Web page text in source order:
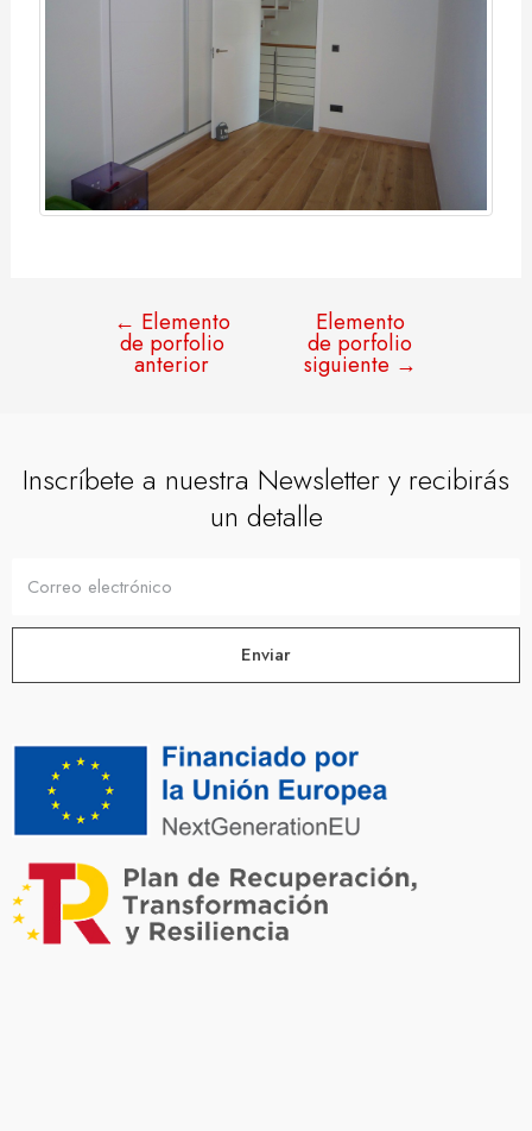
← Elemento
de porfolio
anterior
Elemento
de porfolio
siguiente →
Inscríbete a nuestra Newsletter y recibirás
un detalle
Enviar